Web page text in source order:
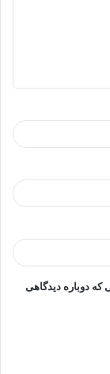
که دوباره دیدگاهی